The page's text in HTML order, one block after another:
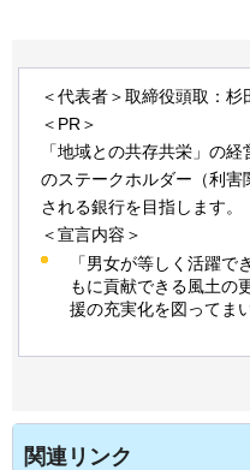
＜代表者＞取締役頭取：杉
＜PR＞
「地域との共存共栄」の
のステークホルダー（利
される銀行を目指します。
＜宣言内容＞
「男女が等しく活躍
もに貢献できる風土の
援の充実化を図ってま
関連リンク